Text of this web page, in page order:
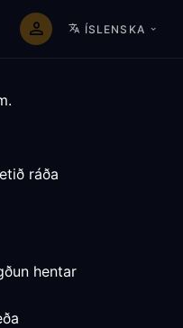
ÍSLENSKA
ráða
hentar